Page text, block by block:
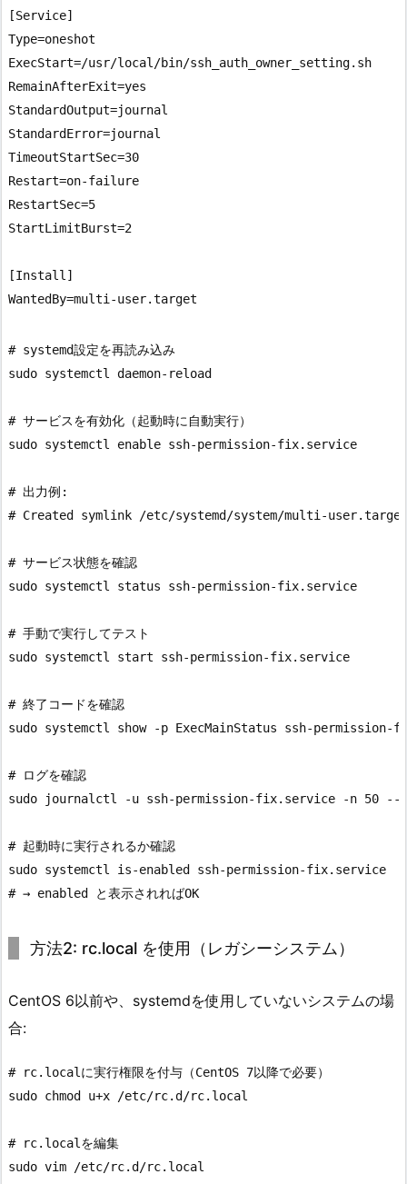
[Service]
Type=oneshot
ExecStart=/usr/local/bin/ssh_auth_owner_setting.sh
RemainAfterExit=yes
StandardOutput=journal
StandardError=journal
TimeoutStartSec=30
Restart=on-failure
RestartSec=5
StartLimitBurst=2
[Install]
# systemd設定を再読み込み
sudo systemctl daemon-reload
# サービスを有効化（起動時に自動実行）
sudo systemctl enable ssh-permission-fix.service
# 出力例:
# Created symlink /etc/systemd/system/multi-
# サービス状態を確認
sudo systemctl status ssh-permission-fix.service
# 手動で実行してテスト
sudo systemctl start ssh-permission-fix.service
# 終了コードを確認
sudo systemctl show -p ExecMainStatus ssh-
# ログを確認
sudo journalctl -u ssh-permission-fix.service -n 50 --
# 起動時に実行されるか確認
sudo systemctl is-enabled ssh-permission-fix.service
方法2: rc.local を使用（レガシーシステム）
CentOS 6以前や、systemdを使用していないシステムの場
合:
# rc.localに実行権限を付与（CentOS 7以降で必要）
sudo chmod u+x /etc/rc.d/rc.local
# rc.localを編集